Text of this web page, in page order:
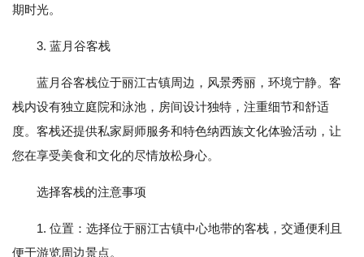
期时光。
3. 蓝月谷客栈
蓝月谷客栈位于丽江古镇周边，风景秀丽，环境宁静。客
栈内设有独立庭院和泳池，房间设计独特，注重细节和舒适
度。客栈还提供私家厨师服务和特色纳西族文化体验活动，让
您在享受美食和文化的尽情放松身心。
选择客栈的注意事项
1. 位置：选择位于丽江古镇中心地带的客栈，交通便利且
便于游览周边景点。